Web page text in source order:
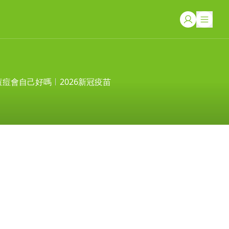
痘會自己好嗎 2026新冠疫苗